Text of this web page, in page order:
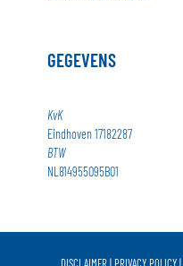
GEGEVENS
KvK
Eindhoven 17182287
BTW
NL814955095B01
DISCLAIMER|PRIVACY POLICY|